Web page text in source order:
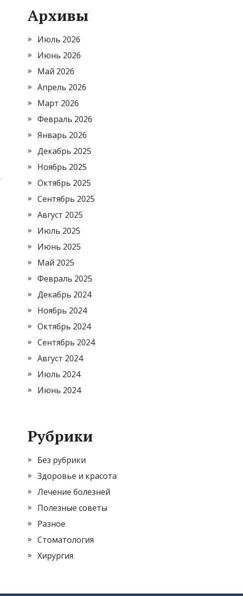
Архивы
Июль 2026
Июнь 2026
Май 2026
Апрель 2026
Март 2026
Февраль 2026
Январь 2026
Декабрь 2025
Ноябрь 2025
Октябрь 2025
Сентябрь 2025
Август 2025
Июль 2025
Июнь 2025
Май 2025
Февраль 2025
Декабрь 2024
Ноябрь 2024
Октябрь 2024
Сентябрь 2024
Август 2024
Июль 2024
Июнь 2024
Рубрики
Без рубрики
Здоровье и красота
Лечение болезней
Полезные советы
Разное
Стоматология
Хирургия